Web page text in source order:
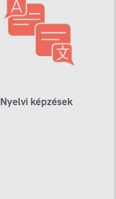
Nyelvi képzések